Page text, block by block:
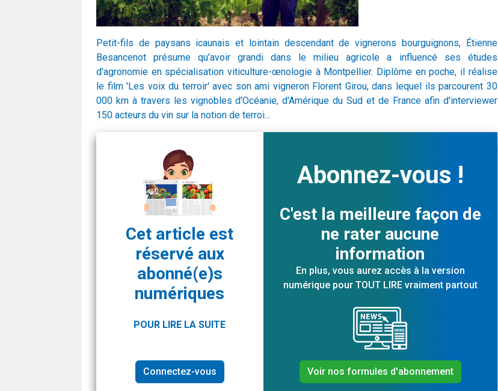
Petit-fils de paysans icaunais et lointain descendant de vignerons bourguignons, Étienne
Besancenot présume qu'avoir grandi dans le milieu agricole a influencé ses études
d'agronomie en spécialisation viticulture-œnologie à Montpellier. Diplôme en poche, il réalise
le film 'Les voix du terroir' avec son ami vigneron Florent Girou, dans lequel ils parcourent 30
000 km à travers les vignobles d'Océanie, d'Amérique du Sud et de France afin d'interviewer
150 acteurs du vin sur la notion de terroi...
Cet article est
réservé aux
abonné(e)s
numériques
POUR LIRE LA SUITE
Connectez-vous
Abonnez-vous !
C'est la meilleure façon de
ne rater aucune
information
En plus, vous aurez accès à la version
numérique pour TOUT LIRE vraiment partout
Voir nos formules d'abonnement